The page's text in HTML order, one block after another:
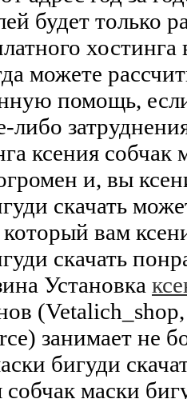
будет только
хостинга
можете
помощь,
либо
ксения собчак
и, вы
скачать
вам
скачать
Установка
занимает не
бигуди
маски